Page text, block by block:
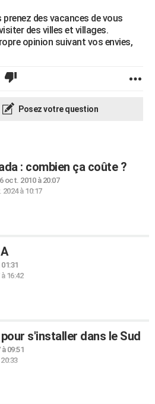
des vacances de vous
des villes et villages.
opinion suivant vos envies,
Posez votre question
: combien ça coûte ?
oct. 2010 à 20:07
2024 à 10:17
16:42
s'installer dans le Sud
09:51